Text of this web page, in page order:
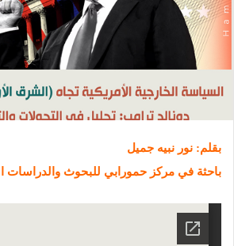
بقلم: نور نبيه جميل
باحثة في مركز حمورابي للبحوث والدراسات